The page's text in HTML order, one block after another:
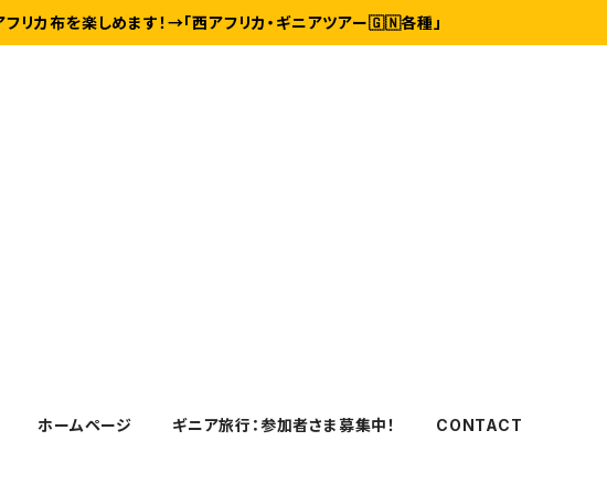
リカ布を楽しめます！→「西アフリカ・ギニアツアー🇬🇳各種」
ホームページ ギニア旅行：参加者さま募集中！ CONTACT